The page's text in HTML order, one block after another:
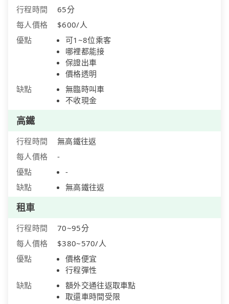
行程時間
65分
每人價格
$600/人
優點
可1~8位乘客
哪裡都能接
保證出車
價格透明
缺點
無臨時叫車
不收現金
高鐵
行程時間
無高鐵往返
每人價格
-
優點
-
缺點
無高鐵往返
租車
行程時間
70~95分
每人價格
$380~570/人
優點
價格便宜
行程彈性
缺點
額外交通往返取車點
取還車時間受限